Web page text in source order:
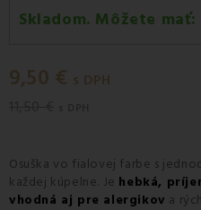
Skladom. Môžete mať:
Utorok 11.08
Utorok 11.08 - Osobný
Streda 12.08 -Packeta
9,50 € s DPH
Osuška vo fialovej farbe s
každej kúpelne. Je hebká,
vhodná aj pre alergikov a